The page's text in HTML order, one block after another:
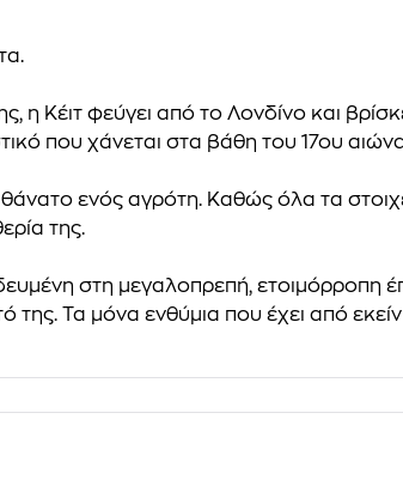
Κέιτ φεύγει από το Λονδίνο και
που χάνεται στα βάθη του 17ου
ενός αγρότη. Καθώς όλα τα
της.
στη μεγαλοπρεπή, ετοιμόρροπη
Τα μόνα ενθύμια που έχει από